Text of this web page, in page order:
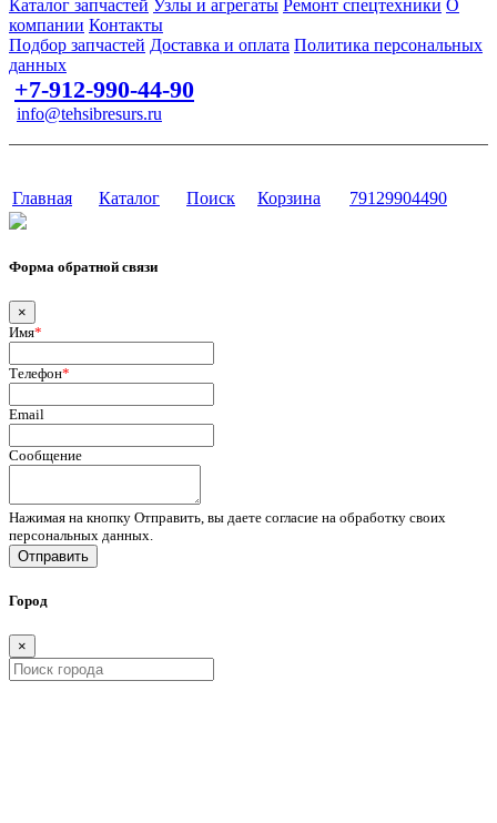
Каталог запчастей Узлы и агрегаты Ремонт спецтехники О
компании Контакты
Подбор запчастей Доставка и оплата Политика персональных
данных
+7-912-990-44-90
info@tehsibresurs.ru
Главная Каталог Поиск Корзина 79129904490
Форма обратной связи
×
Имя*
Телефон*
Email
Сообщение
Нажимая на кнопку Отправить, вы даете согласие на обработку своих
персональных данных.
Отправить
Город
×